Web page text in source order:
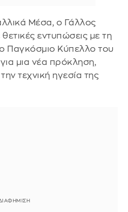
Μέσα, ο Γάλλος
εντυπώσεις με τη
Παγκόσμιο Κύπελλο του
για μια νέα πρόκληση,
τεχνική ηγεσία της